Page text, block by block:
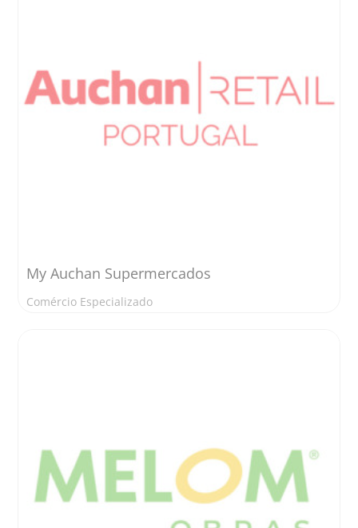
My Auchan Supermercados
Comércio Especializado